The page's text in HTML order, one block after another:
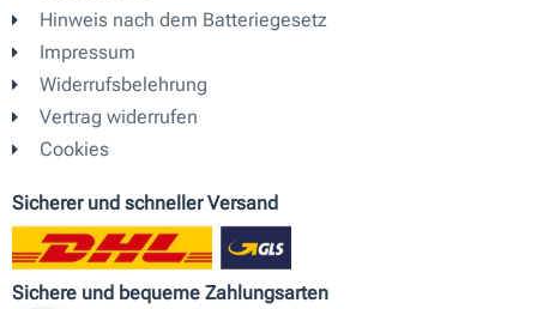
Hinweis nach dem Batteriegesetz
Impressum
Widerrufsbelehrung
Vertrag widerrufen
Cookies
Sicherer und schneller Versand
Sichere und bequeme Zahlungsarten